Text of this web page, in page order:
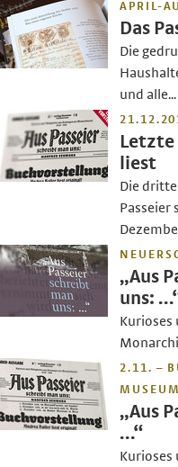
APRIL-
Das
Die
und alle...
liest
Die
Passeier
„Aus
uns:
Kurioses
2.11. –
„Aus
…“
Kurioses